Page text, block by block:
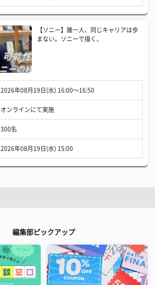
【ソニー】誰一人、同じキャリアは歩
まない。ソニーで描く、
2026年08月19日(水) 16:00〜16:50
オンラインにて実施
300名
2026年08月19日(水) 15:00
編集部ピックアップ